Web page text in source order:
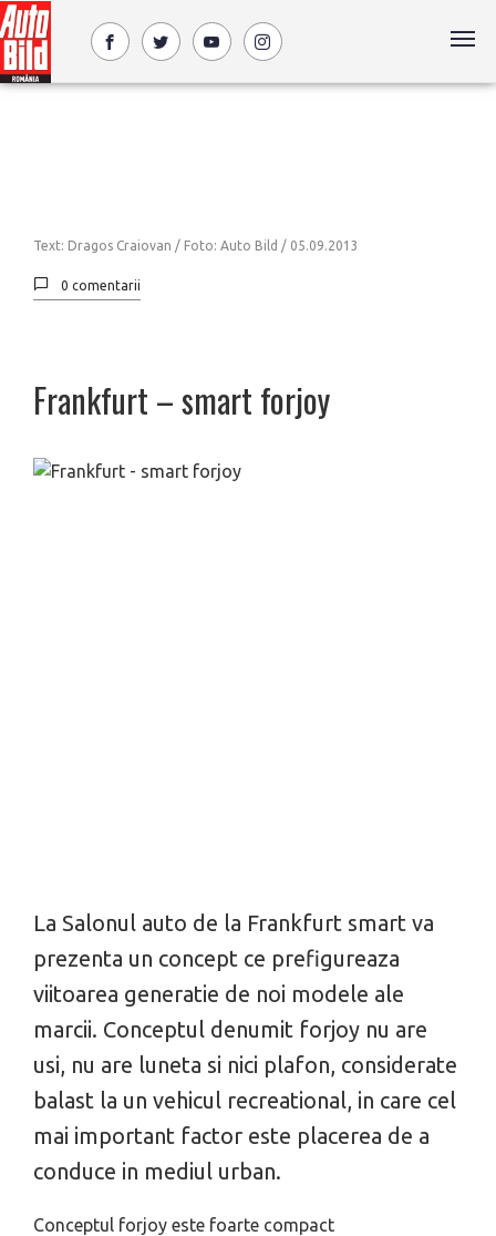
Text: Dragos Craiovan / Foto: Auto Bild / 05.09.2013
0 comentarii
Frankfurt – smart forjoy
La Salonul auto de la Frankfurt smart va
prezenta un concept ce prefigureaza
viitoarea generatie de noi modele ale
marcii. Conceptul denumit forjoy nu are
usi, nu are luneta si nici plafon, considerate
balast la un vehicul recreational, in care cel
mai important factor este placerea de a
conduce in mediul urban.
Conceptul forjoy este foarte compact